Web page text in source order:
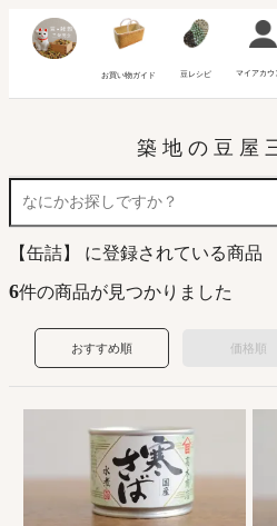
お買い物ガイド 豆レシピ マイアカウ
築 地 の 豆 屋
【缶詰】 に登録されている商品
6件の商品が見つかりました
おすすめ順 価格順